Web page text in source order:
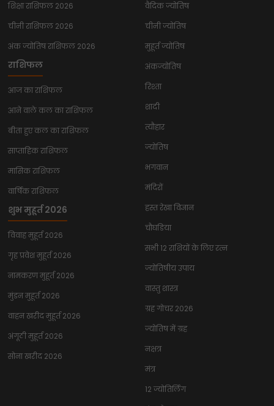
शिक्षा राशिफल 2026
चीनी राशिफल 2026
अंक ज्योतिष राशिफल 2026
राशिफल
आज का राशिफल
आने वाले कल का राशिफल
बीता हुए कल का राशिफल
साप्ताहिक राशिफल
मासिक राशिफल
वार्षिक राशिफल
शुभ मुहूर्त 2026
विवाह मुहूर्त 2026
गृह प्रवेश मुहूर्त 2026
नामकरण मुहूर्त 2026
मुंडन मुहूर्त 2026
वाहन खरीद मुहूर्त 2026
अंगूठी मुहूर्त 2026
सोना खरीद 2026
वैदिक ज्योतिष
चीनी ज्योतिष
मुहूर्त ज्योतिष
अंकज्योतिष
रिश्ता
शादी
त्यौहार
ज्योतिष
भगवान
मंदिरों
हस्त रेखा विज्ञान
चौघडिया
सभी 12 राशियों के लिए रत्न
ज्योतिषीय उपाय
वास्तु शास्त्र
ग्रह गोचर 2026
ज्योतिष में ग्रह
नक्षत्र
मंत्र
12 ज्योतिर्लिंग